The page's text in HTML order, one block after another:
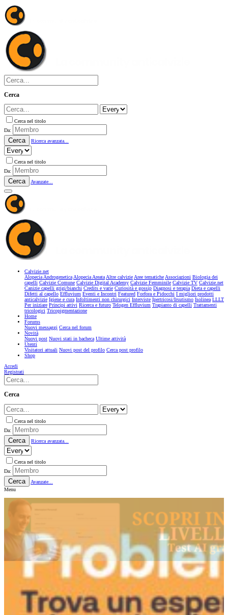
Cerca
Cerca nel titolo
Da:
Cerca Ricerca avanzata...
Cerca nel titolo
Da:
Cerca Avanzate...
Calvizie.net
Alopecia AndrogeneticaAlopecia AreataAltre calvizieAree tematicheAssociazioni Biologia dei
capelli Calvizie Comune Calvizie Digital Academy Calvizie Femminile Calvizie TV Calvizie.net
Canizie capelli grigi/bianchi Credits e varie Curiosità e gossip Diagnosi e terapia Dieta e capelli
Difetti al capello Effluvium Eventi e Incontri Featured Forfora e Pidocchi I migliori prodotti
anticalvizie Igiene e cura Infoltimenti non chirurgici Interviste Ipertricosi/Irsutismo Isolinea LLLT
Per iniziare Principi attivi Ricerca e futuro Telogen Effluvium Trapianto di capelli Trattamenti
tricologici Tricopigmentazione
Home
Forums
Nuovi messaggi Cerca nel forum
Novità
Nuovi post Nuovi stati in bacheca Ultime attività
Utenti
Visitatori attuali Nuovi post del profilo Cerca post profilo
Shop
Accedi
Registrati
Cerca
Cerca nel titolo
Da:
Cerca Ricerca avanzata...
Cerca nel titolo
Da:
Cerca
Avanzate...
Menu